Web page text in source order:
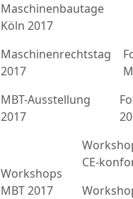
Maschinenbautage
Köln 2017
Maschinenrechtstag
2017
MBT-Ausstellung
2017
Workshops
MBT 2017
CE-